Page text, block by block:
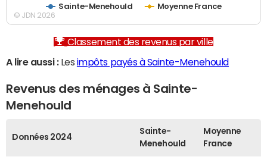
Sainte-Menehould Moyenne France
© JDN 2026
Classement des revenus par ville
A lire aussi :Les impôts payés à Sainte-Menehould
Revenus des ménages à Sainte-
Menehould
Données 2024
Sainte-
Menehould
Moyenne
France